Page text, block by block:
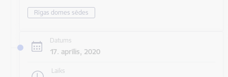
Rīgas domes sēdes
Datums
17. aprīlis, 2020
Laiks